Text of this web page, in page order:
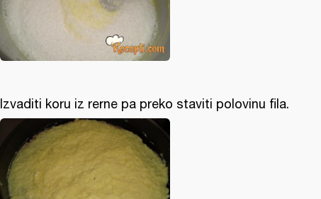
Izvaditi koru iz rerne pa preko staviti polovinu fila.